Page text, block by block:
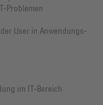
Problemen
User in Anwendungs-
im IT-Bereich